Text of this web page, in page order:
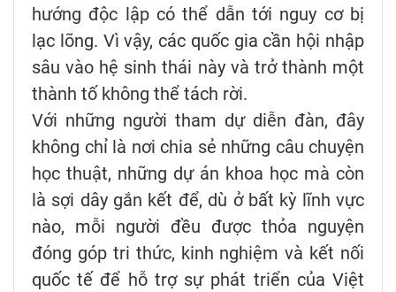
hướng độc lập có thể dẫn tới nguy cơ bị
lạc lõng. Vì vậy, các quốc gia cần hội nhập
sâu vào hệ sinh thái này và trở thành một
thành tố không thể tách rời.
Với những người tham dự diễn đàn, đây
không chỉ là nơi chia sẻ những câu chuyện
học thuật, những dự án khoa học mà còn
là sợi dây gắn kết để, dù ở bất kỳ lĩnh vực
nào, mỗi người đều được thỏa nguyện
đóng góp tri thức, kinh nghiệm và kết nối
quốc tế để hỗ trợ sự phát triển của Việt